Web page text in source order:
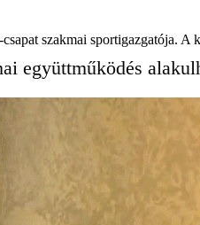
szakmai sportigazgatója. A
együttműködés